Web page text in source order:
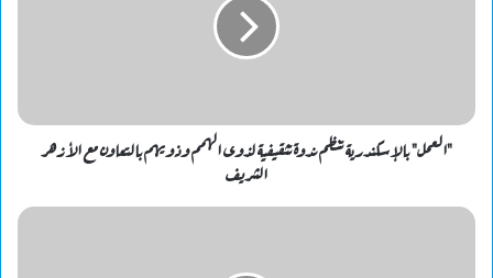
"العمل" بالإسكندرية تنظم ندوة تثقيفية لذوى الهمم وذويهم بالتعاون مع الأزهر
الشريف